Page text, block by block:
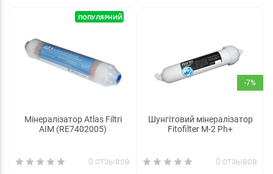
ПОПУЛЯРНИЙ
Мінералізатор Atlas Filtri
AIM (RE7402005)
0 отзывов
-7%
Шунгітовий мінералізатор
Fitofilter M-2 Рh+
0 отзывов